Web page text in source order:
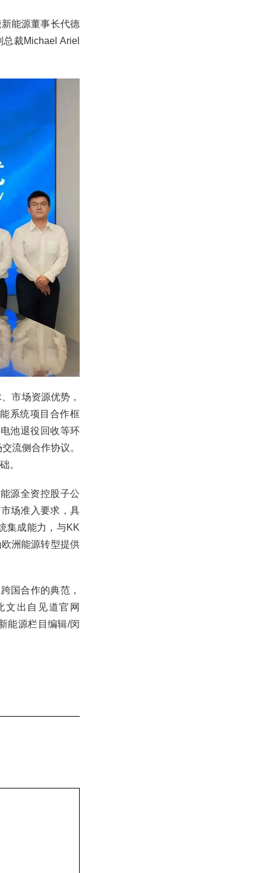
能源董事长代德
裁Michael Ariel
市场资源优势，
系统项目合作框
池退役回收等环
流侧合作协议。
。
源全资控股子公
场准入要求，具
集成能力，与KK
洲能源转型提供
国合作的典范，
文出自见道官网
能源栏目编辑/闵